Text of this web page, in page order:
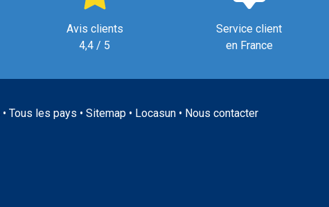
Avis clients
4,4 / 5
Service client
en France
• Tous les pays • Sitemap• Locasun• Nous contacter